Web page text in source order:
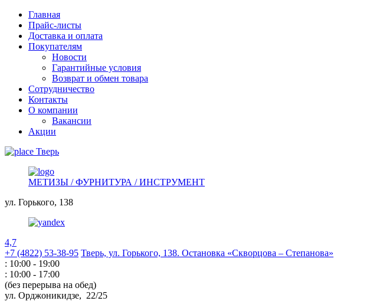
Главная
Прайс-листы
Доставка и оплата
Покупателям
Новости
Гарантийные условия
Возврат и обмен товара
Сотрудничество
Контакты
О компании
Вакансии
Акции
Тверь
МЕТИЗЫ / ФУРНИТУРА / ИНСТРУМЕНТ
ул. Горького, 138
4,7
+7 (4822) 53-38-95 Тверь, ул. Горького, 138. Остановка «Скворцова – Степанова»
: 10:00 - 19:00
: 10:00 - 17:00
(без перерыва на обед)
ул. Орджоникидзе, 22/25